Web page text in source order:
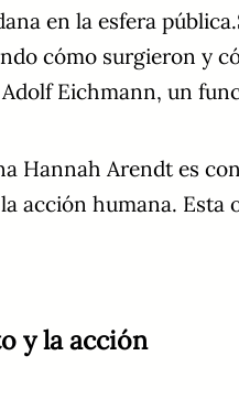
en la esfera
cómo surgieron y
Eichmann, un
Hannah Arendt es
acción humana. Esta
y la acción